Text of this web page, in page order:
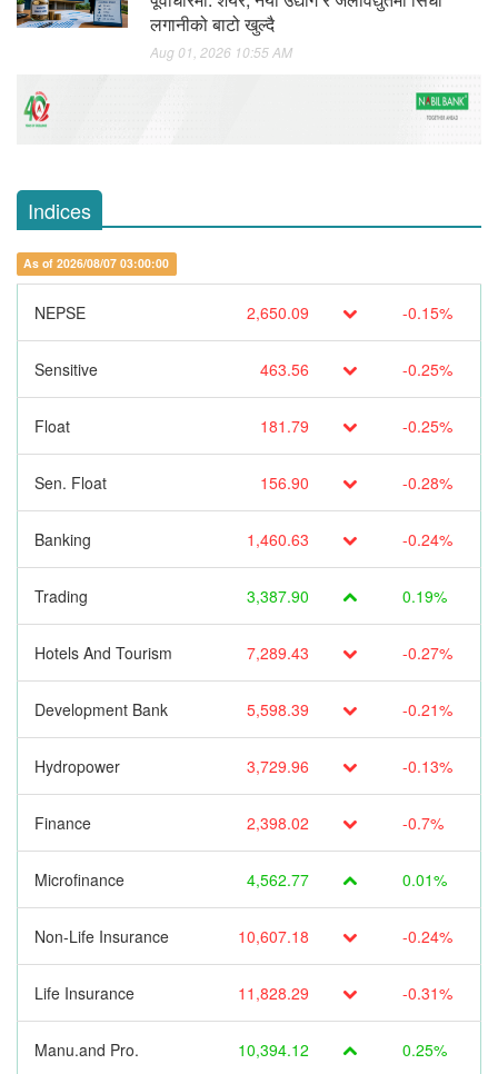
लगानीको बाटो खुल्दै
Aug 01, 2026 10:55 AM
Indices
As of 2026/08/07 03:00:00
NEPSE 2,650.09 -0.15%
Sensitive 463.56 -0.25%
Float 181.79 -0.25%
Sen. Float 156.90 -0.28%
Banking 1,460.63 -0.24%
Trading 3,387.90 0.19%
Hotels And Tourism 7,289.43 -0.27%
Development Bank 5,598.39 -0.21%
Hydropower 3,729.96 -0.13%
Finance 2,398.02 -0.7%
Microfinance 4,562.77 0.01%
Non-Life Insurance 10,607.18 -0.24%
Life Insurance 11,828.29 -0.31%
Manu.and Pro. 10,394.12 0.25%